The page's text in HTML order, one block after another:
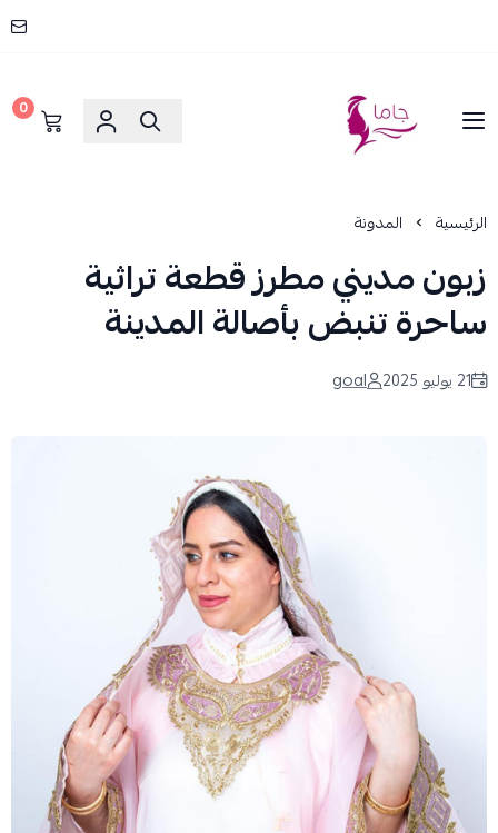
جاما _ JAMA
0
الرئيسية المدونة
زبون مديني مطرز قطعة تراثية
ساحرة تنبض بأصالة المدينة
21 يوليو 2025 goal